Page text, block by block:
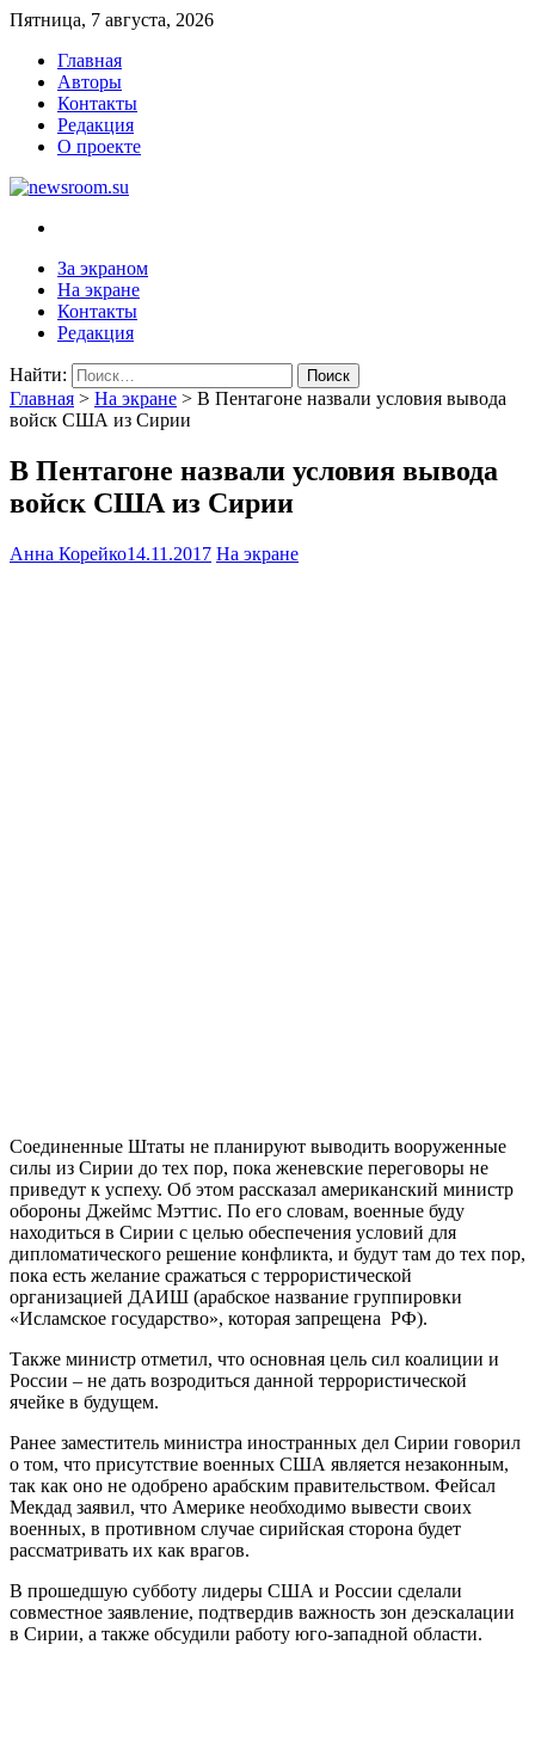
Пятница, 7 августа, 2026
Главная
Авторы
Контакты
Редакция
О проекте
newsroom.su
Новости о новостях
За экраном
На экране
Контакты
Редакция
Найти:
Главная > На экране > В Пентагоне назвали условия вывода
войск США из Сирии
В Пентагоне назвали условия вывода
войск США из Сирии
Анна Корейко14.11.2017 На экране
Соединенные Штаты не планируют выводить вооруженные
силы из Сирии до тех пор, пока женевские переговоры не
приведут к успеху. Об этом рассказал американский министр
обороны Джеймс Мэттис. По его словам, военные буду
находиться в Сирии с целью обеспечения условий для
дипломатического решение конфликта, и будут там до тех пор,
пока есть желание сражаться с террористической
организацией ДАИШ (арабское название группировки
«Исламское государство», которая запрещена РФ).
Также министр отметил, что основная цель сил коалиции и
России – не дать возродиться данной террористической
ячейке в будущем.
Ранее заместитель министра иностранных дел Сирии говорил
о том, что присутствие военных США является незаконным,
так как оно не одобрено арабским правительством. Фейсал
Мекдад заявил, что Америке необходимо вывести своих
военных, в противном случае сирийская сторона будет
рассматривать их как врагов.
В прошедшую субботу лидеры США и России сделали
совместное заявление, подтвердив важность зон деэскалации
в Сирии, а также обсудили работу юго-западной области.